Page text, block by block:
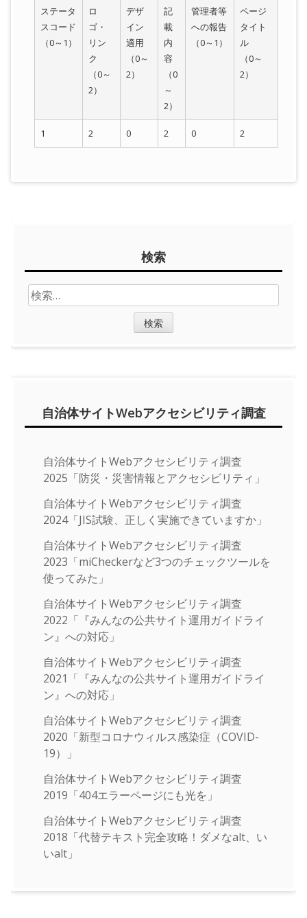
ステータ
スコード
（0～1）
ロ
ゴ・
リン
ク
（0～
2）
デザ
イン
適用
（0～
2）
記
載
内
容
（0
～
2）
管理者等
への報告
（0～1）
ページ
タイト
ル
（0～
2）
1 2 0 2 0 2
検索
検
索:
自治体サイトWebアクセシビリティ調査
自治体サイトWebアクセシビリティ調査
2025「防災・災害情報とアクセシビリティ」
自治体サイトWebアクセシビリティ調査
2024「JIS試験、正しく実施できていますか」
自治体サイトWebアクセシビリティ調査
2023「miCheckerなど3つのチェックツールを
使ってみた」
自治体サイトWebアクセシビリティ調査
2022「『みんなの公共サイト運用ガイドライ
ン』への対応」
自治体サイトWebアクセシビリティ調査
2021「『みんなの公共サイト運用ガイドライ
ン』への対応」
自治体サイトWebアクセシビリティ調査
2020「新型コロナウィルス感染症（COVID-
19）」
自治体サイトWebアクセシビリティ調査
2019「404エラーページにも光を」
自治体サイトWebアクセシビリティ調査
2018「代替テキスト完全攻略！ダメなalt、い
いalt」